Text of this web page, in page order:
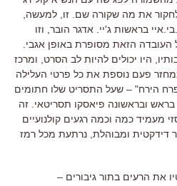
את מה שקורה שם זו למעשה
בי איי בראשות ג'יי אדגר הובר וזו
העובדה הזאת מסופרת באופן אגבי
היו יכולים להיות לב הסרט
ומרכז
פעם נוספת את כל פרטי העלילה
הירח" – שעל התסריט שלו חתומים
בראש ובראשונה פיאסקו תסריטאי זה
מעמיד כמה וכמה רגעים קולנועיים
דידקטית ומבוהלת נרתעת מכל רמז
את הרעים בתור גיבורים –